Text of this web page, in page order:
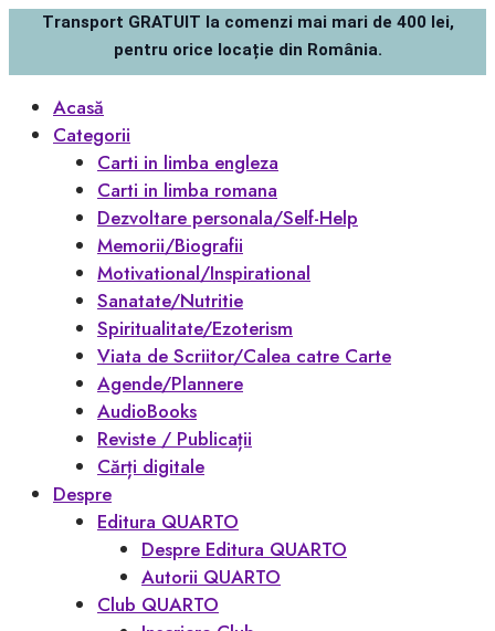
Transport GRATUIT la comenzi mai mari de 400 lei,
pentru orice locație din România.
Acasă
Categorii
Carti in limba engleza
Carti in limba romana
Dezvoltare personala/Self-Help
Memorii/Biografii
Motivational/Inspirational
Sanatate/Nutritie
Spiritualitate/Ezoterism
Viata de Scriitor/Calea catre Carte
Agende/Plannere
AudioBooks
Reviste / Publicații
Cărți digitale
Despre
Editura QUARTO
Despre Editura QUARTO
Autorii QUARTO
Club QUARTO